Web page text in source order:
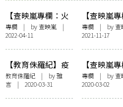
【查映嵐專欄：火
宅之人】笑話以及
代名詞
專欄 | by查映嵐 |
2022-04-11
【查映嵐
宅之人】味
求
專欄| by查
2021-11-17
【教育侏羅紀】疫
情下反思移民留學
教育侏羅紀 | by 雅
言 | 2020-03-31
【查映嵐
宅之人】失
伊努茅希利
的阿伊努人
專欄| by查
2020-03-02